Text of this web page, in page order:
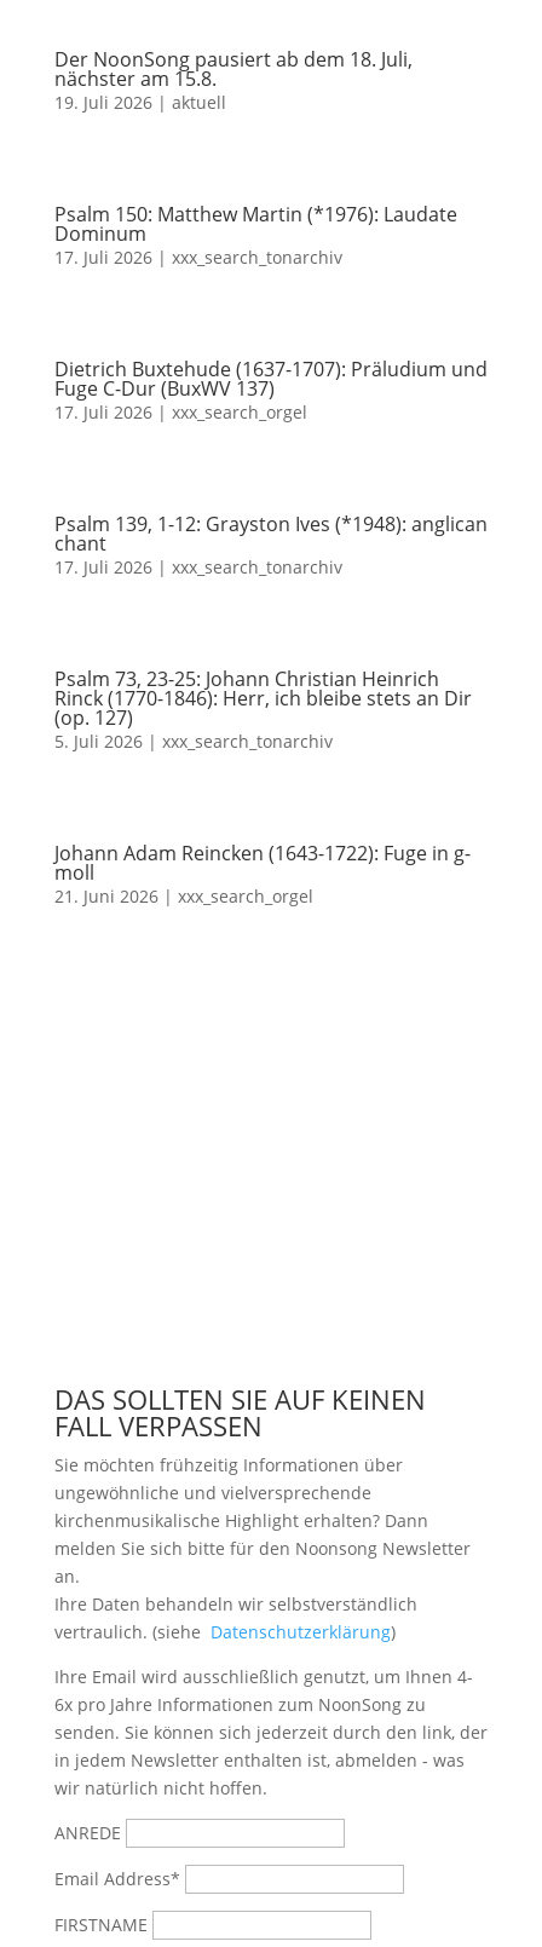
Der NoonSong pausiert ab dem 18. Juli,
nächster am 15.8.
19. Juli 2026| aktuell
Psalm 150: Matthew Martin (*1976): Laudate
Dominum
17. Juli 2026| xxx_search_tonarchiv
Dietrich Buxtehude (1637-1707): Präludium und
Fuge C-Dur (BuxWV 137)
17. Juli 2026| xxx_search_orgel
Psalm 139, 1-12: Grayston Ives (*1948): anglican
chant
17. Juli 2026| xxx_search_tonarchiv
Psalm 73, 23-25: Johann Christian Heinrich
Rinck (1770-1846): Herr, ich bleibe stets an Dir
(op. 127)
5. Juli 2026| xxx_search_tonarchiv
Johann Adam Reincken (1643-1722): Fuge in g-
moll
21. Juni 2026| xxx_search_orgel
DAS SOLLTEN SIE AUF KEINEN
FALL VERPASSEN
Sie möchten frühzeitig Informationen über
ungewöhnliche und vielversprechende
kirchenmusikalische Highlight erhalten? Dann
melden Sie sich bitte für den Noonsong Newsletter
an.
Ihre Daten behandeln wir selbstverständlich
vertraulich. (siehe Datenschutzerklärung)
Ihre Email wird ausschließlich genutzt, um Ihnen 4-
6x pro Jahre Informationen zum NoonSong zu
senden. Sie können sich jederzeit durch den link, der
in jedem Newsletter enthalten ist, abmelden - was
wir natürlich nicht hoffen.
ANREDE
Email Address*
FIRSTNAME